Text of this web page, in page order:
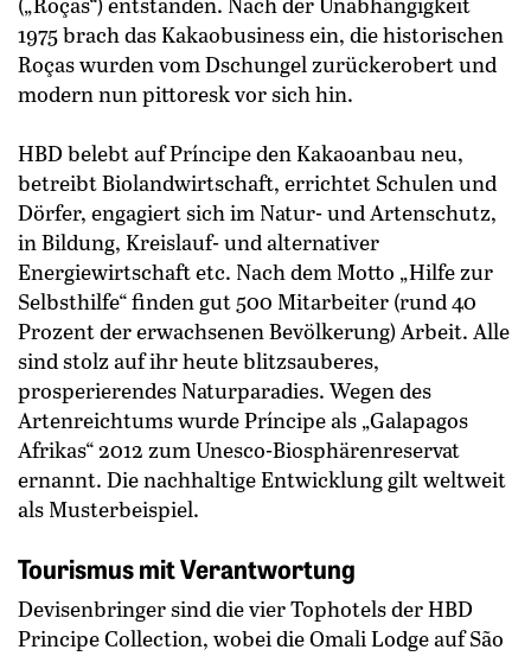
1975 brach das Kakaobusiness ein, die historischen
Roças wurden vom Dschungel zurück­erobert und
modern nun ­pittoresk vor sich hin.
HBD belebt auf Príncipe den Kakaoanbau neu,
betreibt Biolandwirtschaft, errichtet Schulen und
Dörfer, engagiert sich im Natur- und Artenschutz,
in Bildung, Kreislauf- und alternativer
Energiewirtschaft etc. Nach dem Motto „Hilfe zur
Selbsthilfe“ finden gut 500 Mitarbeiter (rund 40
Prozent der erwachsenen Bevölkerung) Arbeit. Alle
sind stolz auf ihr heute blitzsauberes,
prosperierendes Naturparadies. Wegen des
Artenreichtums wurde Príncipe als „Gala­pagos
Afrikas“ 2012 zum Unesco-Biosphärenreservat
ernannt. Die nachhaltige Entwicklung gilt weltweit
als Musterbeispiel.
Tourismus mit Verantwortung
Devisenbringer sind die vier Tophotels der HBD
Principe Collection, wobei die Omali Lodge auf São